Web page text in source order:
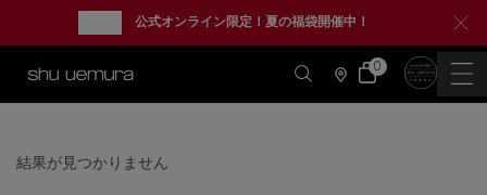
公式オンライン限定！夏の福袋開催中！
店
情
カ 0
0 カート内の製品
結果が見つかりません